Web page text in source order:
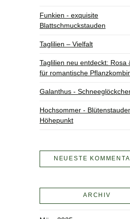
Funkien - exquisite
Blattschmuckstauden
Taglilien – Vielfalt
Taglilien neu entdeckt: Rosa
für romantische
Galanthus -
Hochsommer -
Höhepunkt
NEUESTE
ARCHIV